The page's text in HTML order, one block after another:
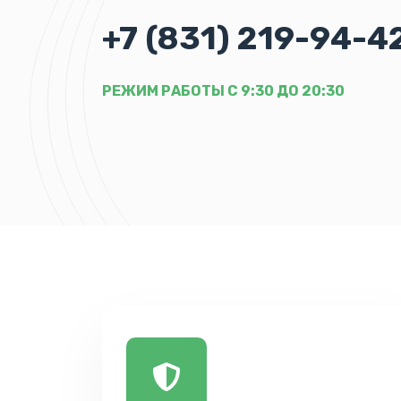
+7 (831) 219-94-
РЕЖИМ РАБОТЫ С 9:30 ДО 20:30